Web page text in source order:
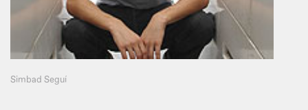
Simbad Seguí